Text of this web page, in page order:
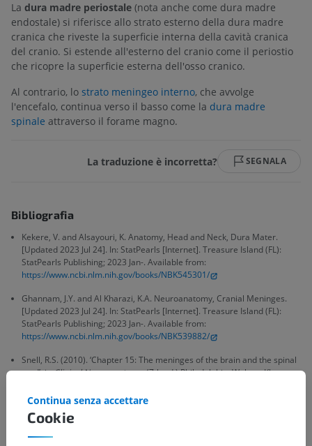
La dura madre periostale (nota anche come dura madre
endostale) si riferisce allo strato esterno della dura madre
cranica che riveste la superficie interna della cavità cranica
del cranio. Si estende all'esterno del cranio come il periostio
che ricopre la superficie esterna dell'osso cranico.
Al contrario, lo strato meningeo interno, che avvolge
l'encefalo, continua verso il basso come la dura madre
spinale attraverso il forame magno.
La traduzione è incorretta? SEGNALA
Bibliografia
Kekere, V. and Alsayouri, K. Anatomy, Head and Neck, Dura Mater.
[Updated 2023 Jul 24]. In: StatPearls [Internet]. Treasure Island (FL):
StatPearls Publishing; 2023 Jan-. Available from:
https://www.ncbi.nlm.nih.gov/books/NBK545301/
Ghannam, J.Y. and Al Kharazi, K.A. Neuroanatomy, Cranial Meninges.
[Updated 2023 Jul 24]. In: StatPearls [Internet]. Treasure Island (FL):
StatPearls Publishing; 2023 Jan-. Available from:
https://www.ncbi.nlm.nih.gov/books/NBK539882/
Snell, R.S. (2010). ‘Chapter 15: The meninges of the brain and the spinal
cord’, inClinical Neuroanatomy. (7th ed.) Philadelphia: Wolters Kluwer
Cookie
Continua senza accettare